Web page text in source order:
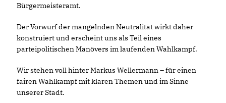
Bürgermeisteramt.
Der Vorwurf der mangelnden Neutralität wirkt daher
konstruiert und erscheint uns als Teil eines
parteipolitischen Manövers im laufenden Wahlkampf.
Wir stehen voll hinter Markus Wellermann – für einen
fairen Wahlkampf mit klaren Themen und im Sinne
unserer Stadt.